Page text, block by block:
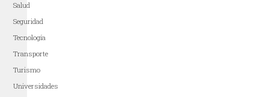
Salud
Seguridad
Tecnología
Transporte
Turismo
Universidades